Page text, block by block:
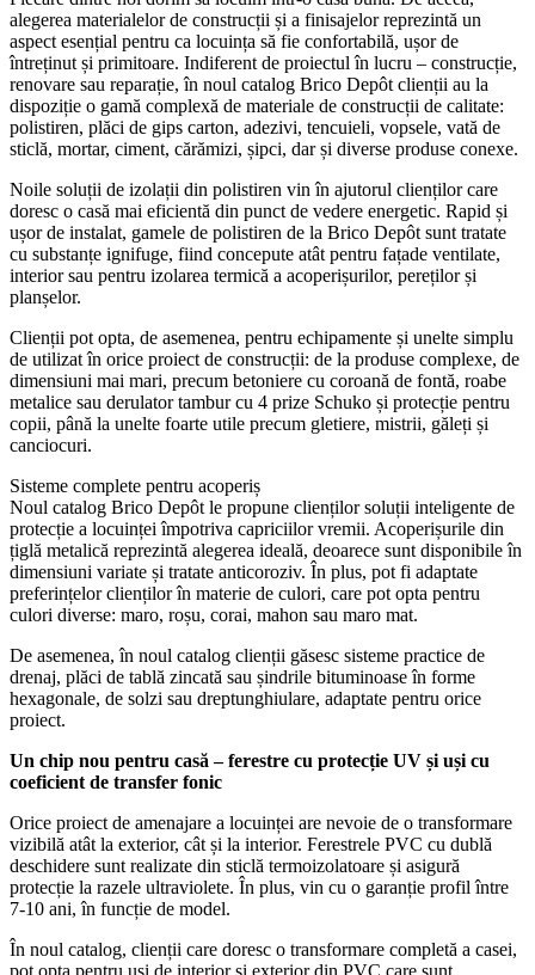
alegerea materialelor de construcții și a finisajelor reprezintă un
aspect esențial pentru ca locuința să fie confortabilă, ușor de
întreținut și primitoare. Indiferent de proiectul în lucru – construcție,
renovare sau reparație, în noul catalog Brico Depôt clienții au la
dispoziție o gamă complexă de materiale de construcții de calitate:
polistiren, plăci de gips carton, adezivi, tencuieli, vopsele, vată de
sticlă, mortar, ciment, cărămizi, șipci, dar și diverse produse conexe.
Noile soluții de izolații din polistiren vin în ajutorul clienților care
doresc o casă mai eficientă din punct de vedere energetic. Rapid și
ușor de instalat, gamele de polistiren de la Brico Depôt sunt tratate
cu substanțe ignifuge, fiind concepute atât pentru fațade ventilate,
interior sau pentru izolarea termică a acoperișurilor, pereților și
planșelor.
Clienții pot opta, de asemenea, pentru echipamente și unelte simplu
de utilizat în orice proiect de construcții: de la produse complexe, de
dimensiuni mai mari, precum betoniere cu coroană de fontă, roabe
metalice sau derulator tambur cu 4 prize Schuko și protecție pentru
copii, până la unelte foarte utile precum gletiere, mistrii, găleți și
canciocuri.
Sisteme complete pentru acoperiș
Noul catalog Brico Depôt le propune clienților soluții inteligente de
protecție a locuinței împotriva capriciilor vremii. Acoperișurile din
țiglă metalică reprezintă alegerea ideală, deoarece sunt disponibile în
dimensiuni variate și tratate anticoroziv. În plus, pot fi adaptate
preferințelor clienților în materie de culori, care pot opta pentru
culori diverse: maro, roșu, corai, mahon sau maro mat.
De asemenea, în noul catalog clienții găsesc sisteme practice de
drenaj, plăci de tablă zincată sau șindrile bituminoase în forme
hexagonale, de solzi sau dreptunghiulare, adaptate pentru orice
proiect.
Un chip nou pentru casă – ferestre cu protecție UV și uși cu
coeficient de transfer fonic
Orice proiect de amenajare a locuinței are nevoie de o transformare
vizibilă atât la exterior, cât și la interior. Ferestrele PVC cu dublă
deschidere sunt realizate din sticlă termoizolatoare și asigură
protecție la razele ultraviolete. În plus, vin cu o garanție profil între
7-10 ani, în funcție de model.
În noul catalog, clienții care doresc o transformare completă a casei,
pot opta pentru uși de interior și exterior din PVC care sunt